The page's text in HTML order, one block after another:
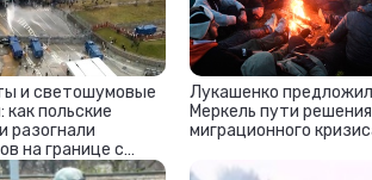
и светошумовые
как польские
разогнали
на границе с
Лукашенко предложил
Меркель пути решения
миграционного